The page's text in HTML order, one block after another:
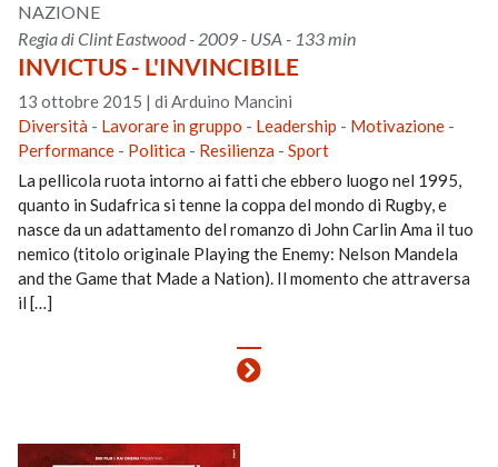
NAZIONE
Regia di Clint Eastwood - 2009 - USA - 133 min
INVICTUS - L'INVINCIBILE
13 ottobre 2015 |di Arduino Mancini
Diversità - Lavorare in gruppo - Leadership - Motivazione -
Performance - Politica - Resilienza -Sport
La pellicola ruota intorno ai fatti che ebbero luogo nel 1995,
quanto in Sudafrica si tenne la coppa del mondo di Rugby, e
nasce da un adattamento del romanzo di John Carlin Ama il tuo
nemico (titolo originale Playing the Enemy: Nelson Mandela
and the Game that Made a Nation). Il momento che attraversa
il […]